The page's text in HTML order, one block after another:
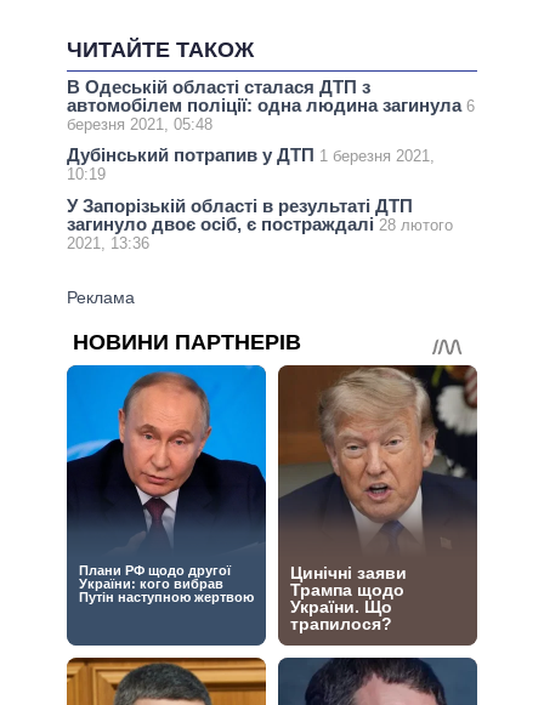
ЧИТАЙТЕ ТАКОЖ
В Одеській області сталася ДТП з
автомобілем поліції: одна людина загинула 6
березня 2021, 05:48
Дубінський потрапив у ДТП 1 березня 2021,
10:19
У Запорізькій області в результаті ДТП
загинуло двоє осіб, є постраждалі 28 лютого
2021, 13:36